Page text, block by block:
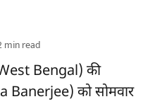
min read
Bengal) की
Banerjee) को सोमवार